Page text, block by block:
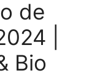
de
|
Bio